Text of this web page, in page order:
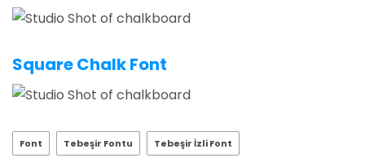
Square Chalk Font
Font Tebeşir Fontu Tebeşir İzli Font